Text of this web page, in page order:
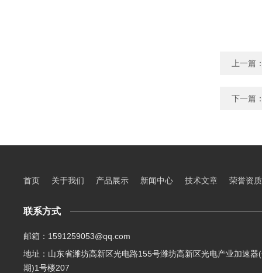
上一篇
下一篇
首页 关于我们 产品展示 新闻中心 技术文章 荣誉资质
联系方式
邮箱：1591259053@qq.com
地址：山东省潍坊高新区光电路155号潍坊高新区光电产业加速器
期)1号楼207